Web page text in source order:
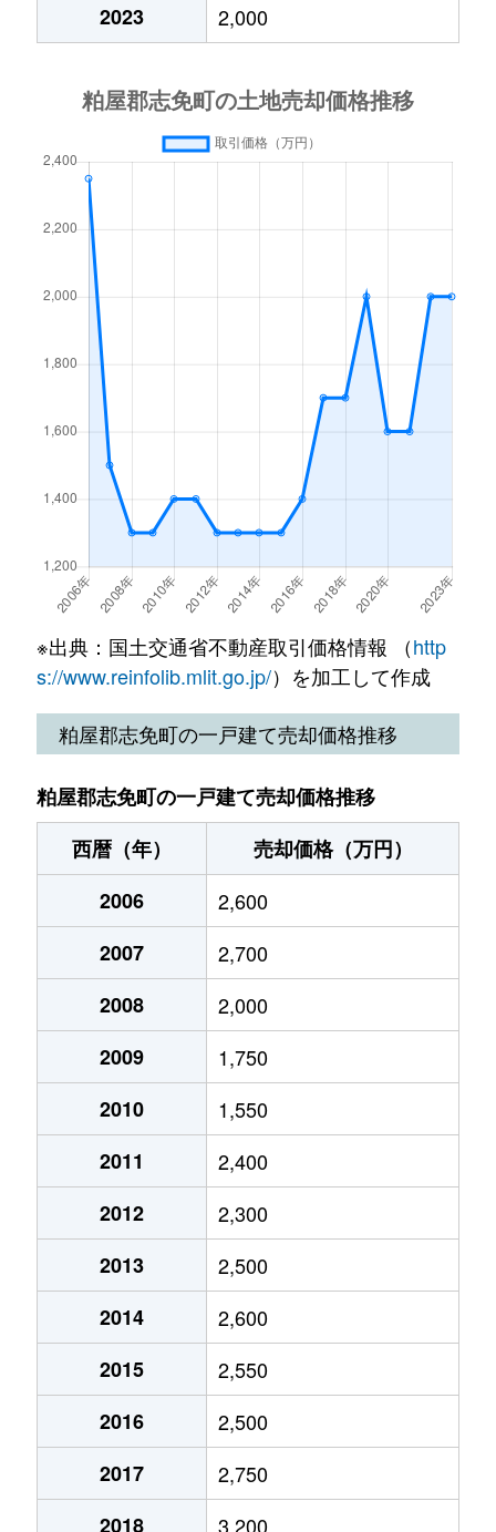
2023
2,000
※出典：国土交通省不動産取引価格情報 （http
s://www.reinfolib.mlit.go.jp/）を加工して作成
粕屋郡志免町の一戸建て売却価格推移
粕屋郡志免町の一戸建て売却価格推移
西暦（年）
売却価格（万円）
2006
2,600
2007
2,700
2008
2,000
2009
1,750
2010
1,550
2011
2,400
2012
2,300
2013
2,500
2014
2,600
2015
2,550
2016
2,500
2017
2,750
2018
3,200